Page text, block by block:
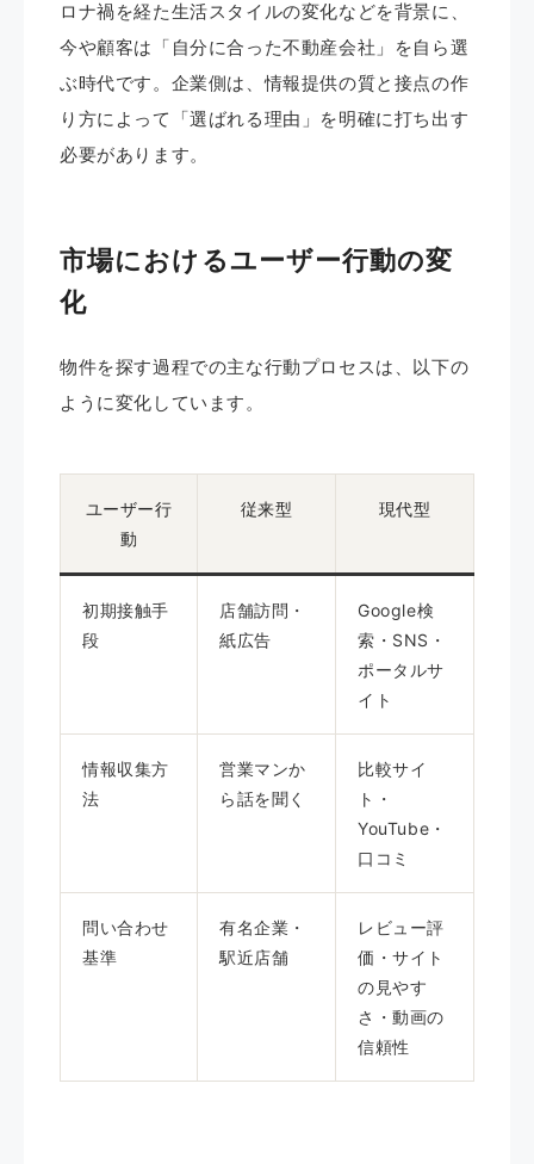
ロナ禍を経た生活スタイルの変化などを背景に、
今や顧客は「自分に合った不動産会社」を自ら選
ぶ時代です。企業側は、情報提供の質と接点の作
り方によって「選ばれる理由」を明確に打ち出す
必要があります。
市場におけるユーザー行動の変
化
物件を探す過程での主な行動プロセスは、以下の
ように変化しています。
ユーザー行
動
従来型 現代型
初期接触手
段
店舗訪問・
紙広告
Google検
索・SNS・
ポータルサ
イト
情報収集方
法
営業マンか
ら話を聞く
比較サイ
ト・
YouTube・
口コミ
問い合わせ
基準
有名企業・
駅近店舗
レビュー評
価・サイト
の見やす
さ・動画の
信頼性